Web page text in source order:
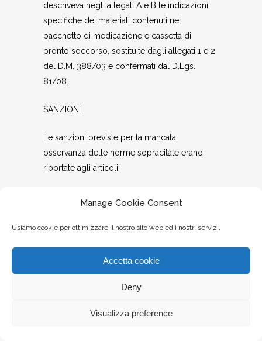
Manage Cookie Consent
Usiamo cookie per ottimizzare il nostro sito web ed i nostri servizi.
Accetta cookie
Deny
Visualizza preference
descriveva negli allegati A e B le indicazioni
specifiche dei materiali contenuti nel
pacchetto di medicazione e cassetta di
pronto soccorso, sostituite dagli allegati 1 e 2
del D.M. 388/03 e confermati dal D.Lgs.
81/08.
SANZIONI
Le sanzioni previste per la mancata
osservanza delle norme sopracitate erano
riportate agli articoli:
– 58 lettere b),c) del D.P.R. 19 marzo 1956 n.
lettera a) del D.Lgs. 19 settembre 1994 e sue